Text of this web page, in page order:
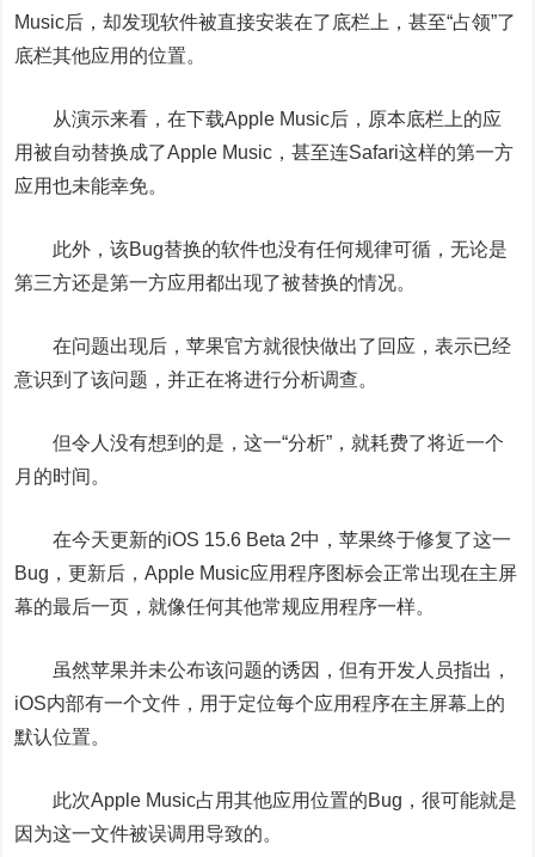
Music后，却发现软件被直接安装在了底栏上，甚至“占领”了
底栏其他应用的位置。
从演示来看，在下载Apple Music后，原本底栏上的应
用被自动替换成了Apple Music，甚至连Safari这样的第一方
应用也未能幸免。
此外，该Bug替换的软件也没有任何规律可循，无论是
第三方还是第一方应用都出现了被替换的情况。
在问题出现后，苹果官方就很快做出了回应，表示已经
意识到了该问题，并正在将进行分析调查。
但令人没有想到的是，这一“分析”，就耗费了将近一个
月的时间。
在今天更新的iOS 15.6 Beta 2中，苹果终于修复了这一
Bug，更新后，Apple Music应用程序图标会正常出现在主屏
幕的最后一页，就像任何其他常规应用程序一样。
虽然苹果并未公布该问题的诱因，但有开发人员指出，
iOS内部有一个文件，用于定位每个应用程序在主屏幕上的
默认位置。
此次Apple Music占用其他应用位置的Bug，很可能就是
因为这一文件被误调用导致的。